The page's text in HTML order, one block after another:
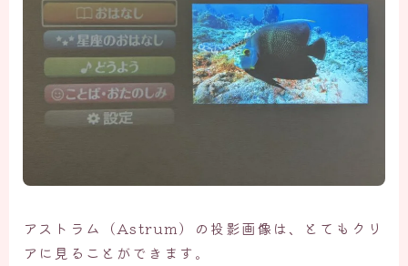
アストラム（Astrum）の投影画像は、とてもクリ
アに見ることができます。